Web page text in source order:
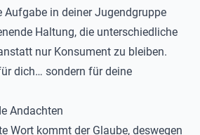
Aufgabe in deiner Jugendgruppe
Haltung, die unterschiedliche
nur Konsument zu bleiben.
dich… sondern für deine
Andachten
Wort kommt der Glaube, deswegen